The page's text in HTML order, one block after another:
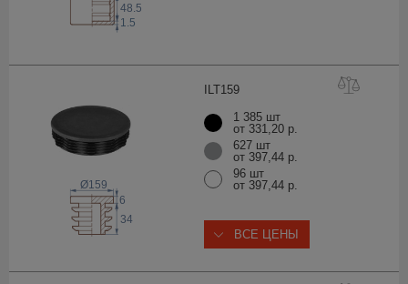
48.5
1.5
ILT159
6
34
Ø159
1 385 шт
от 331,20 р.
627 шт
от 397,44 р.
96 шт
от 397,44 р.
ВСЕ ЦЕНЫ